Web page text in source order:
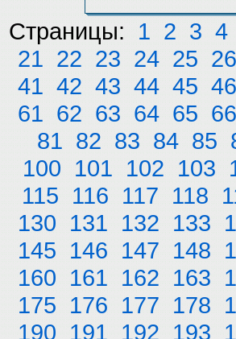
Страницы: 1 2 3 4
21 22 23 24 25 26
41 42 43 44 45 46
61 62 63 64 65 66
81 82 83 84 85
100 101 102 103
115 116 117 118
130 131 132 133
145 146 147 148
160 161 162 163
175 176 177 178
190 191 192 193